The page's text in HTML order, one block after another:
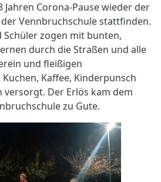
Jahren Corona-Pause wieder der
Vennbruchschule stattfinden.
Schüler zogen mit bunten,
durch die Straßen und alle
und fleißigen
Kaffee, Kinderpunsch
Der Erlös kam dem
zu Gute.